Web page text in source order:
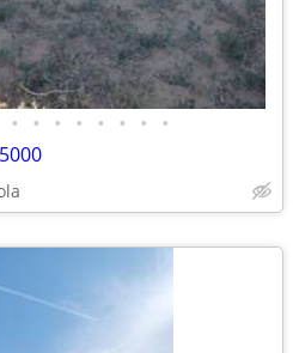
• • • • • • • •